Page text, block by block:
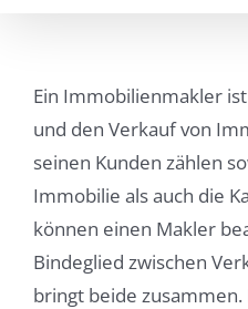
Ein Immobilienmakler
und den Verkauf von
seinen Kunden zählen
Immobilie als auch die
können einen Makler
Bindeglied zwischen
bringt beide